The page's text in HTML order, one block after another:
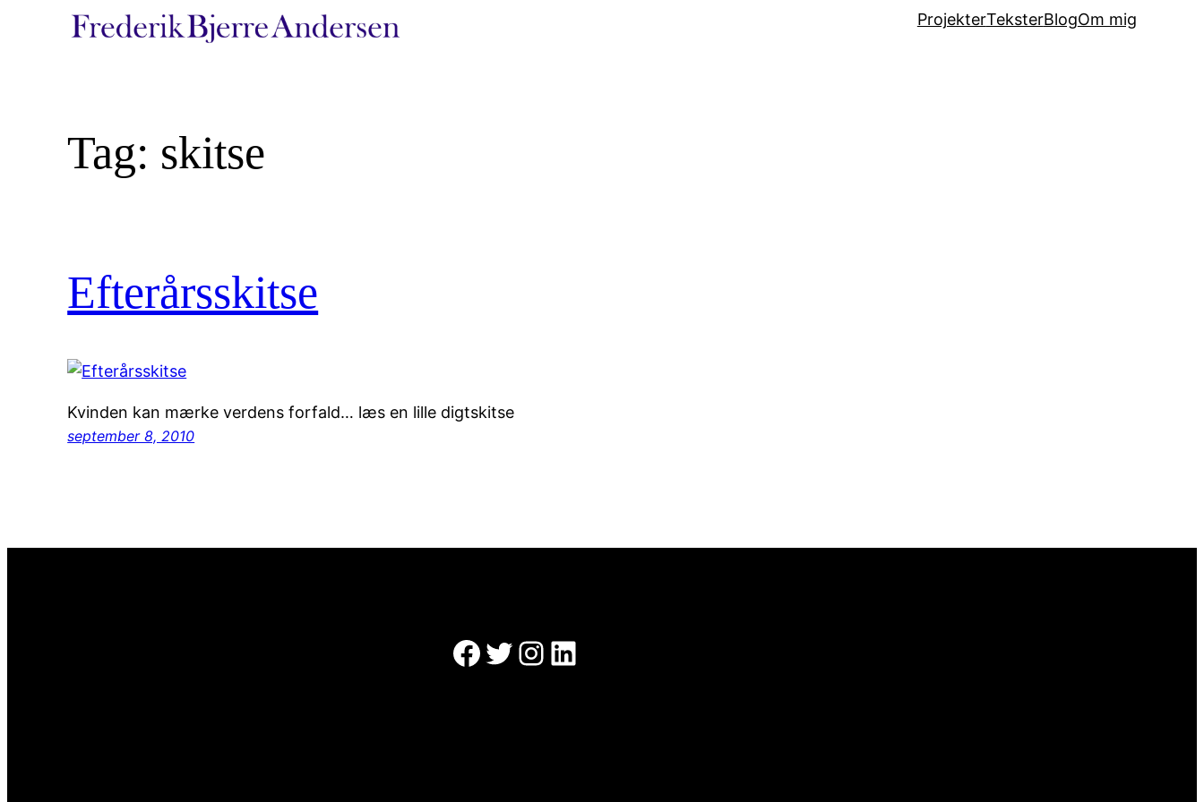
ProjekterTeksterBlogOm mig
Tag: skitse
Efterårsskitse
Kvinden kan mærke verdens forfald… læs en lille digtskitse
september 8, 2010
Facebook
Twitter
Instagram
LinkedIn